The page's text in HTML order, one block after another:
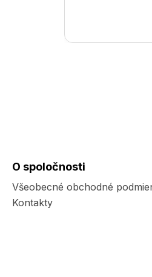
O spoločnosti
Všeobecné obchodné
Kontakty